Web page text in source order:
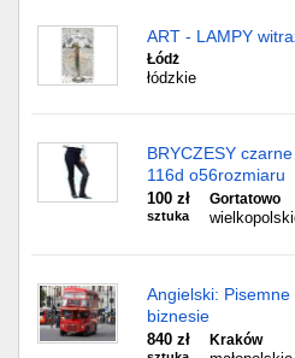
ART - LAMPY
Łódż
łódzkie
BRYCZESY
116d o56rozmiaru
100 zł
sztuka
Gortatowo
Angielski:
biznesie
840 zł Kraków